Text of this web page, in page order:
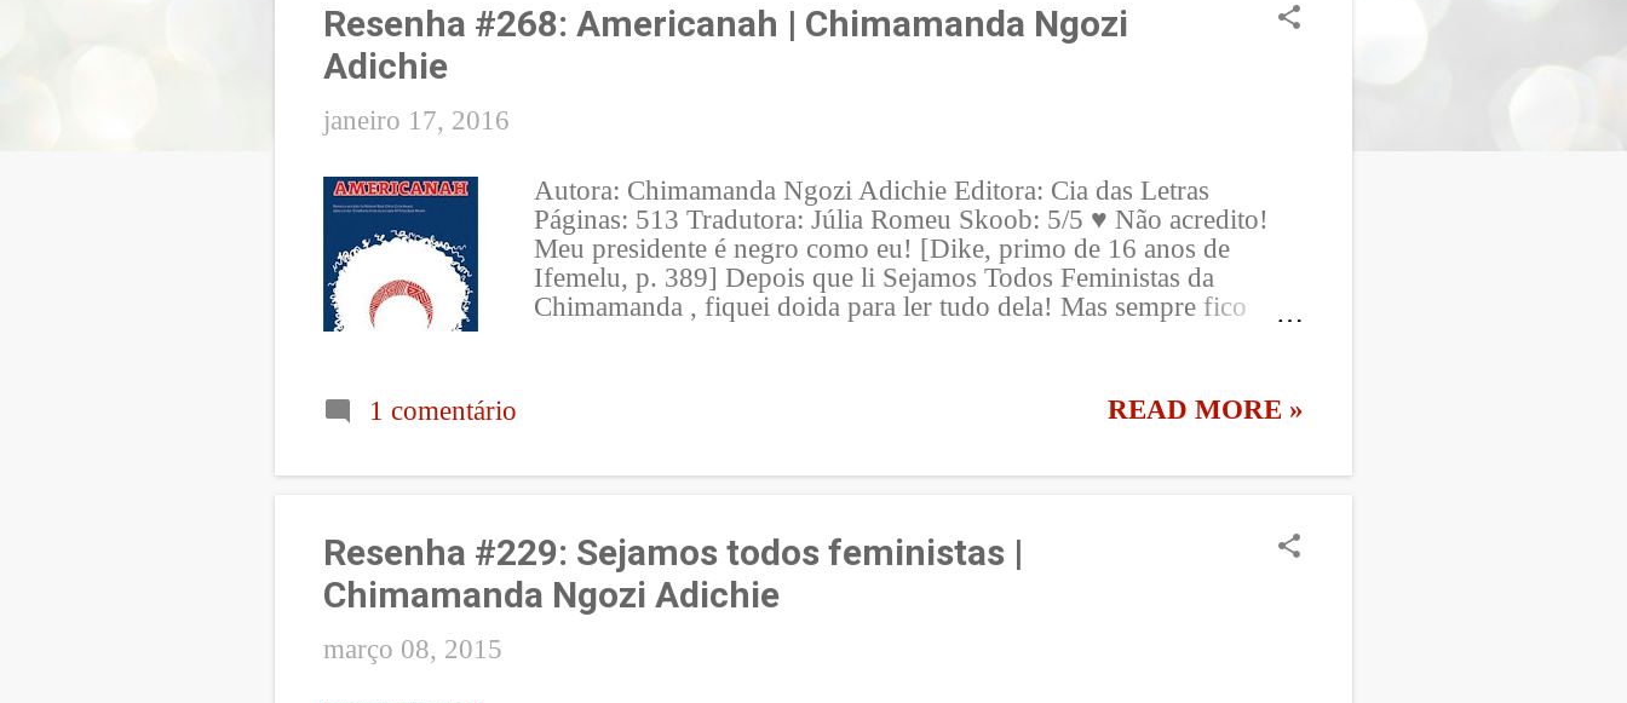
Resenha #268: Americanah | Chimamanda Ngozi
Adichie
janeiro 17, 2016
Autora: Chimamanda Ngozi Adichie Editora: Cia das Letras
Páginas: 513 Tradutora: Júlia Romeu Skoob: 5/5 ♥ Não acredito!
Meu presidente é negro como eu! [Dike, primo de 16 anos de
Ifemelu, p. 389] Depois que li Sejamos Todos Feministas da
Chimamanda , fiquei doida para ler tudo dela! Mas sempre fico
indicou muuuuuito Americanah e como a oportunidade faz a
consumista de livros, comprei sem pensar duas vezes quando ele
Americanah, Chimamanda conta a historia de Ifemelu e Obinze .
acompanhando Ifemelu já adulta nos EUA , terminando seu
relacionamento com um Professor de Yale e decidindo voltar para
Lagos depois de 13 anos na América . Enquanto isso Obinze está
1 comentário READ MORE »
Resenha #229: Sejamos todos feministas |
Chimamanda Ngozi Adichie
março 08, 2015